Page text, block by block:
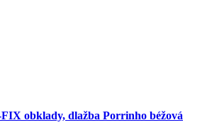
obklady, dlažba Porrinho béžová